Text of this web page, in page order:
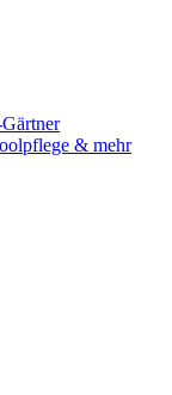
& mehr